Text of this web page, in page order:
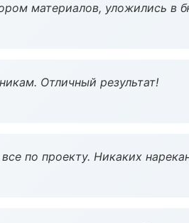
материалов, уложились в
Отличный результат!
по проекту. Никаких